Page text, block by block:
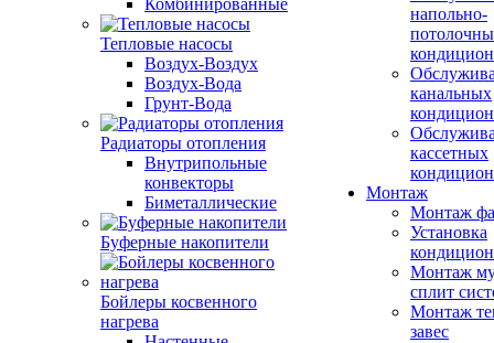
Комбинированные
Тепловые насосы
Воздух-Воздух
Воздух-Вода
Грунт-Вода
Радиаторы отопления
Внутрипольные
конвекторы
Биметаллические
Буферные накопители
Бойлеры косвенного
нагрева
напольно-
канальных
кассетных
Монтаж
Монтаж
Установка
Монтаж
сплит
Монтаж
завес